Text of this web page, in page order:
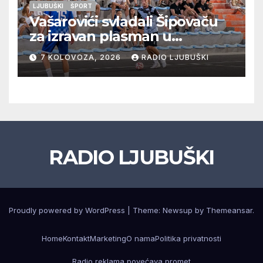
LJUBUŠKI ŠPORT
Vašarovići svladali Šipovaču
za izravan plasman u
četvrtfinale, Grab izborio
prolazak dalje, Klobuk ispao,
večeras počinje četvrtfinale
7 KOLOVOZA, 2026 RADIO LJUBUŠKI
RADIO LJUBUŠKI
Proudly powered by WordPress Theme: Newsup by Themeansar.
HomeKontaktMarketingO namaPolitika privatnosti